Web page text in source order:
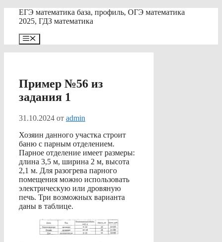
Перейти
ЕГЭ математика база, профиль, ОГЭ математика
2025, ГДЗ математика
Меню
Пример №56 из
задания 1
31.10.2024 от admin
Хозяин данного участка строит
баню с парным отделением.
Парное отделение имеет размеры:
длина 3,5 м, ширина 2 м, высота
2,1 м. Для разогрева парного
помещения можно использовать
электрическую или дровяную
печь. Три возможных варианта
даны в таблице.